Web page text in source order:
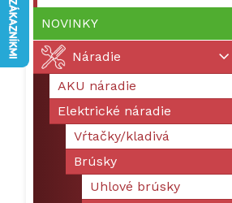
NOVINKY
Náradie
AKU náradie
Elektrické náradie
Vŕtačky/kladivá
Brúsky
Uhlové brúsky